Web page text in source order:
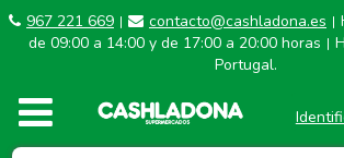
967 221 669 | contacto@cashladona.es |
de 09:00 a 14:00 y de 17:00 a 20:00 horas |
Portugal.